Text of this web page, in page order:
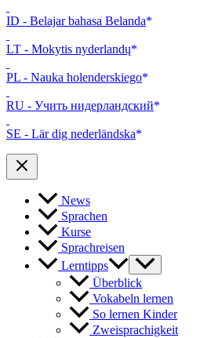
ID - Belajar bahasa Belanda
LT - Mokytis nyderlandų
PL - Nauka holenderskiego
RU - Учить нидерландский
SE - Lär dig nederländska
News
Sprachen
Kurse
Sprachreisen
Lerntipps
Überblick
Vokabeln lernen
So lernen Kinder
Zweisprachigkeit